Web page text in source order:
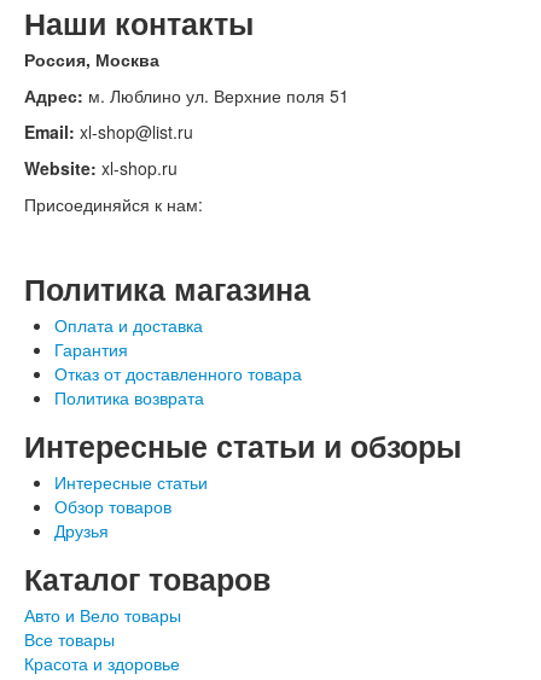
Наши контакты
Россия, Москва
Адрес: м. Люблино ул. Верхние поля 51
Email: xl-shop@list.ru
Website: xl-shop.ru
Присоединяйся к нам:
Политика магазина
Оплата и доставка
Гарантия
Отказ от доставленного товара
Политика возврата
Интересные статьи и обзоры
Интересные статьи
Обзор товаров
Друзья
Каталог товаров
Авто и Вело товары
Все товары
Красота и здоровье